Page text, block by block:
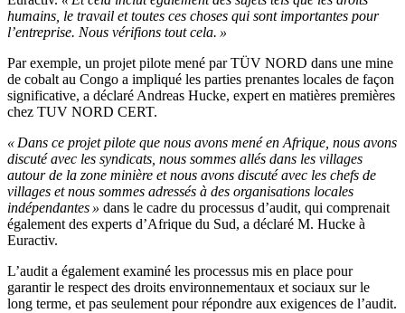
humains, le travail et toutes ces choses qui sont importantes pour
l’entreprise. Nous vérifions tout cela. »
Par exemple, un projet pilote mené par TÜV NORD dans une mine
de cobalt au Congo a impliqué les parties prenantes locales de façon
significative, a déclaré Andreas Hucke, expert en matières premières
chez TUV NORD CERT.
« Dans ce projet pilote que nous avons mené en Afrique, nous avons
discuté avec les syndicats, nous sommes allés dans les villages
autour de la zone minière et nous avons discuté avec les chefs de
villages et nous sommes adressés à des organisations locales
indépendantes » dans le cadre du processus d’audit, qui comprenait
également des experts d’Afrique du Sud, a déclaré M. Hucke à
Euractiv.
L’audit a également examiné les processus mis en place pour
garantir le respect des droits environnementaux et sociaux sur le
long terme, et pas seulement pour répondre aux exigences de l’audit.